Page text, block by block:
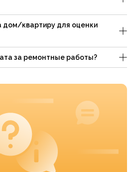
дом/квартиру для оценки
за ремонтные работы?